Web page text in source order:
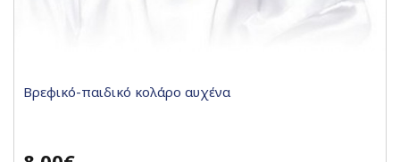
Βρεφικό-παιδικό κολάρο αυχένα